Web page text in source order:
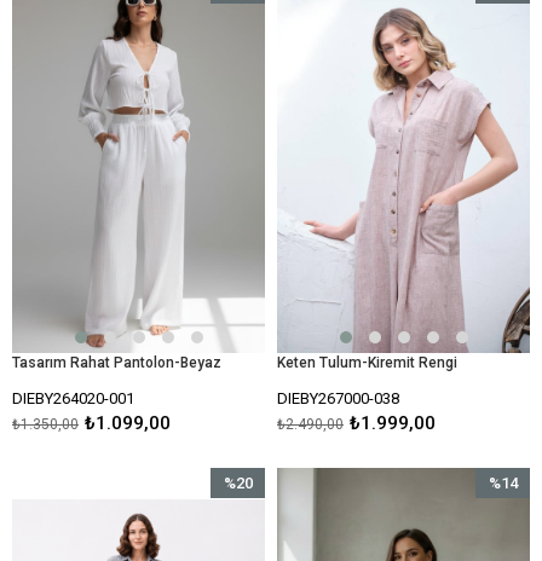
Tasarım Rahat Pantolon-Beyaz
DIEBY264020-001
₺1.099,00
₺1.350,00
Keten Tulum-Kiremit Rengi
DIEBY267000-038
₺1.999,00
₺2.490,00
%20
%20İndirim
%14